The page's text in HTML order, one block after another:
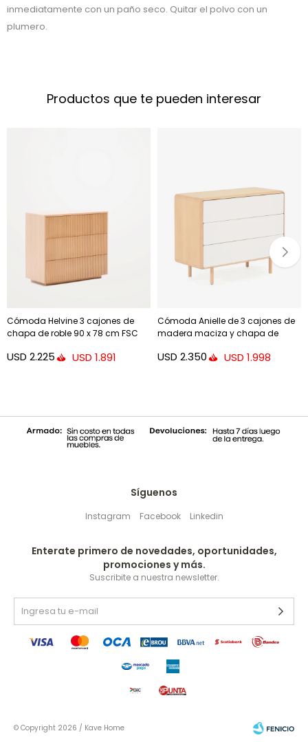
inmediatamente con un paño seco. Quitar el polvo con un
plumero.
Productos que te pueden interesar
Cómoda Helvine 3 cajones de
chapa de roble 90 x 78 cm FSC
USD 2.225 USD 1.891
Cómoda Anielle de 3 cajones de
madera maciza y chapa de
USD 2.350 USD 1.998
Síguenos
Instagram Facebook Linkedin
Enterate primero de novedades, oportunidades,
promociones y más.
Suscribite a nuestra newsletter.
© Copyright 2026 / Kave Home